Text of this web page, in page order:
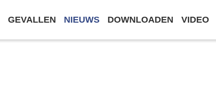
GEVALLEN NIEUWS DOWNLOADEN VIDEO